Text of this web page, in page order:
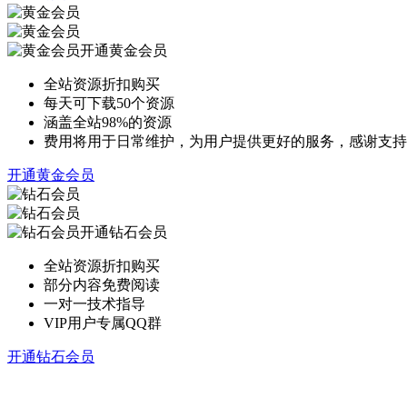
开通黄金会员
全站资源折扣购买
每天可下载50个资源
涵盖全站98%的资源
费用将用于日常维护，为用户提供更好的服务，感谢支持
开通黄金会员
开通钻石会员
全站资源折扣购买
部分内容免费阅读
一对一技术指导
VIP用户专属QQ群
开通钻石会员